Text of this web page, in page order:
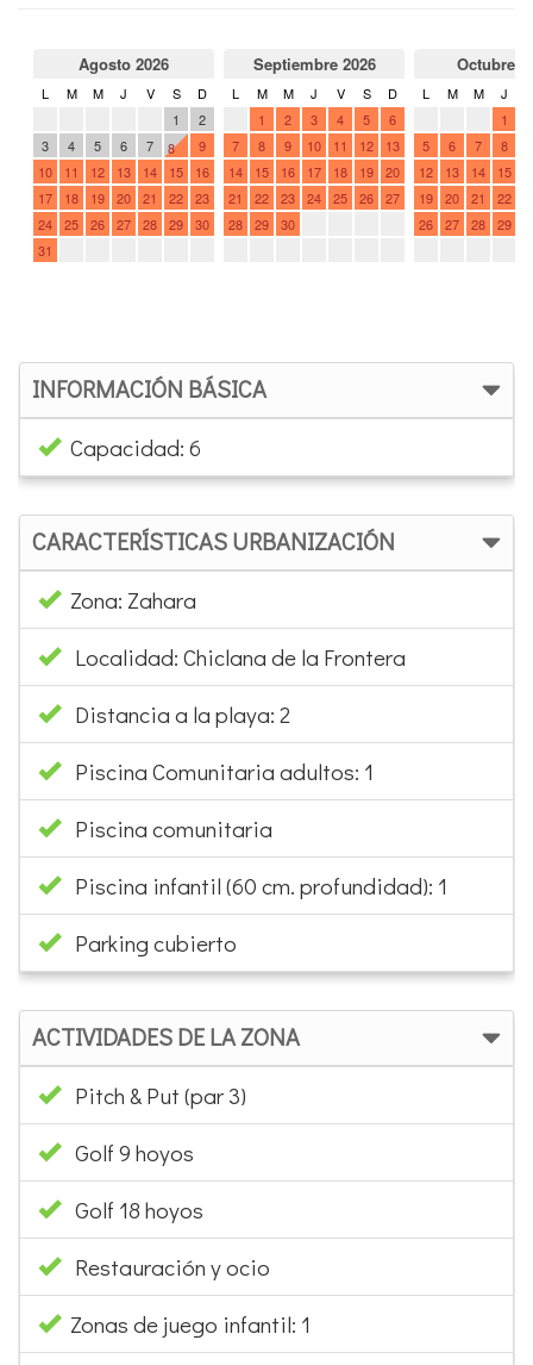
INFORMACIÓN BÁSICA
Capacidad: 6
CARACTERÍSTICAS URBANIZACIÓN
Zona: Zahara
Localidad: Chiclana de la Frontera
Distancia a la playa: 2
Piscina Comunitaria adultos: 1
Piscina comunitaria
Piscina infantil (60 cm. profundidad): 1
Parking cubierto
ACTIVIDADES DE LA ZONA
Pitch & Put (par 3)
Golf 9 hoyos
Golf 18 hoyos
Restauración y ocio
Zonas de juego infantil: 1